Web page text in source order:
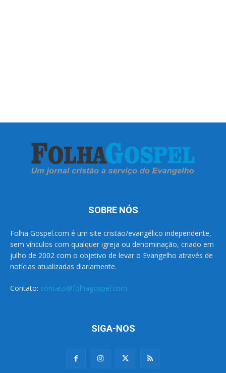
SOBRE NÓS
Folha Gospel.com é um site cristão/evangélico independente,
sem vínculos com qualquer igreja ou denominação, criado em
julho de 2002 com o objetivo de levar o Evangelho através de
notícias atualizadas diariamente.
Contato: contato@folhagospel.com
SIGA-NOS